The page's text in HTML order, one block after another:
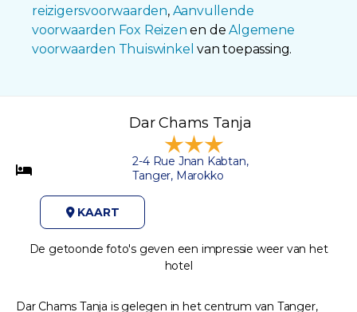
Koutoubia-
moskee op de
achtergrond.
ontdek
juweeltjes samen
reizigersvoorwaarden, Aanvullende
voorwaarden Fox Reizen en deAlgemene
voorwaarden Thuiswinkel van toepassing.
Dar Chams Tanja
2-4 Rue Jnan Kabtan,
Tanger, Marokko
KAART
De getoonde foto's geven een impressie weer van het
hotel
Dar Chams Tanja is gelegen in het centrum van Tanger,